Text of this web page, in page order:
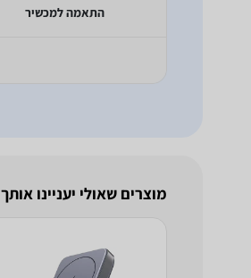
התאמה למכשיר
מוצרים שאולי יעניינו אותך